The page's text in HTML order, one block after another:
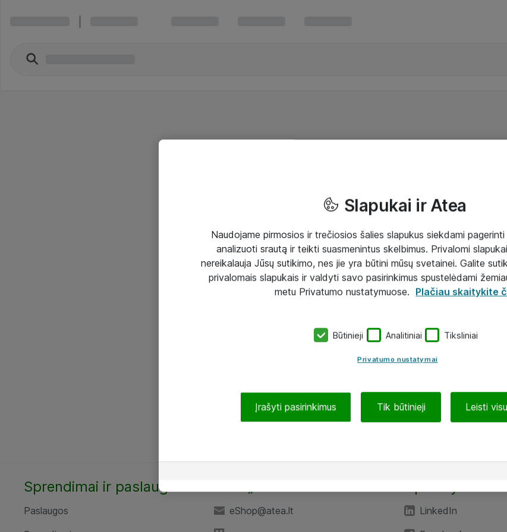
Sprendimai ir paslaugos
Paslaugos
eShop@atea.lt
LinkedIn
Slapukai ir Atea
Naudojame pirmosios ir trečiosios šalies slapukus siekdami
analizuoti srautą ir teikti suasmenintus skelbimus. Privalomi
nereikalauja Jūsų sutikimo, nes jie yra būtini mūsų svetainei. Galite
privalomais slapukais ir valdyti savo pasirinkimus spustelėdami
metu Privatumo nustatymuose. Plačiau skaitykite
Būtinieji Analitiniai Tiksliniai
Privatumo nustatymai
Įrašyti pasirinkimus Tik būtinieji Leisti